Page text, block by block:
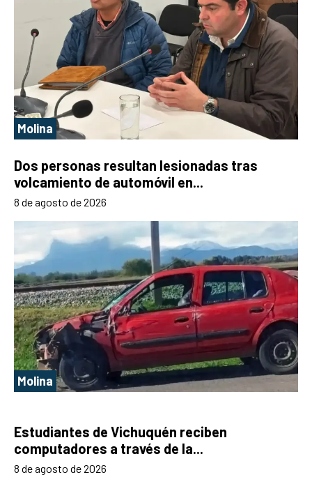
Molina
Dos personas resultan lesionadas tras
volcamiento de automóvil en...
8 de agosto de 2026
Molina
Estudiantes de Vichuquén reciben
computadores a través de la...
8 de agosto de 2026